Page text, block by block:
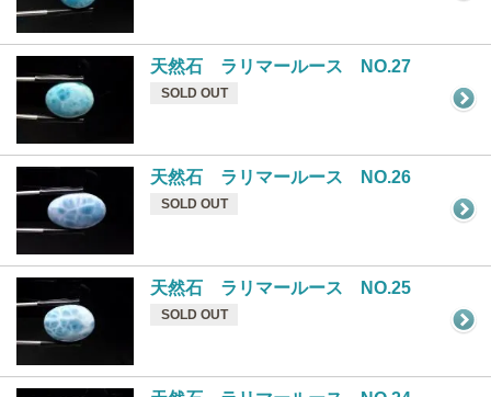
天然石 ラリマールース NO.27
SOLD OUT
天然石 ラリマールース NO.26
SOLD OUT
天然石 ラリマールース NO.25
SOLD OUT